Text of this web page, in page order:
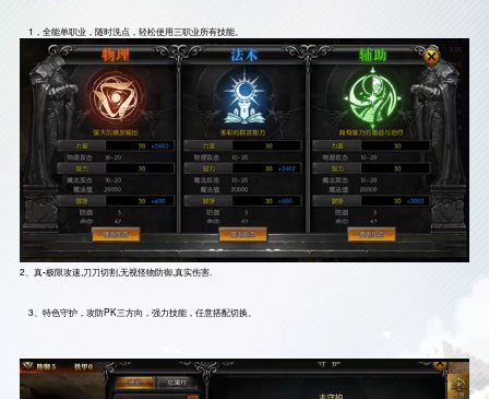
    1，全能单职业，随时洗点，轻松使用三职业所有技能。